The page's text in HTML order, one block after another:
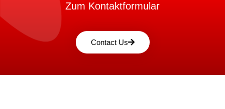
Zum Kontaktformular
Contact Us